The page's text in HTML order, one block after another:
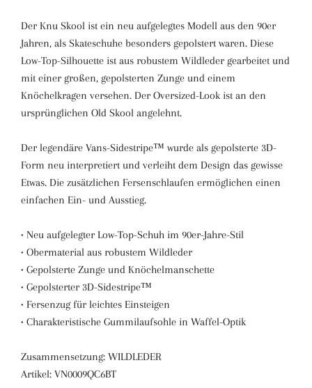
Der Knu Skool ist ein neu aufgelegtes Modell aus den 90er
Jahren, als Skateschuhe besonders gepolstert waren. Diese
Low-Top-Silhouette ist aus robustem Wildleder gearbeitet und
mit einer großen, gepolsterten Zunge und einem
Knöchelkragen versehen. Der Oversized-Look ist an den
ursprünglichen Old Skool angelehnt.
Der legendäre Vans-Sidestripe™ wurde als gepolsterte 3D-
Form neu interpretiert und verleiht dem Design das gewisse
Etwas. Die zusätzlichen Fersenschlaufen ermöglichen einen
einfachen Ein- und Ausstieg.
• Neu aufgelegter Low-Top-Schuh im 90er-Jahre-Stil
• Obermaterial aus robustem Wildleder
• Gepolsterte Zunge und Knöchelmanschette
• Gepolsterter 3D-Sidestripe™
• Fersenzug für leichtes Einsteigen
• Charakteristische Gummilaufsohle in Waffel-Optik
Zusammensetzung: WILDLEDER
Artikel: VN0009QC6BT